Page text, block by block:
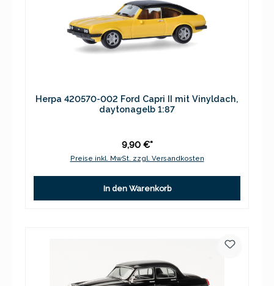
Herpa 420570-002 Ford Capri II mit Vinyldach,
daytonagelb 1:87
9,90 €*
Preise inkl. MwSt. zzgl. Versandkosten
In den Warenkorb